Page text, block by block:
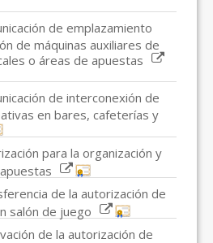
de emplazamiento
de máquinas auxiliares de
o áreas de apuestas
de interconexión de
en bares, cafeterías y
para la organización y
de la autorización de
salón de juego
de la autorización de